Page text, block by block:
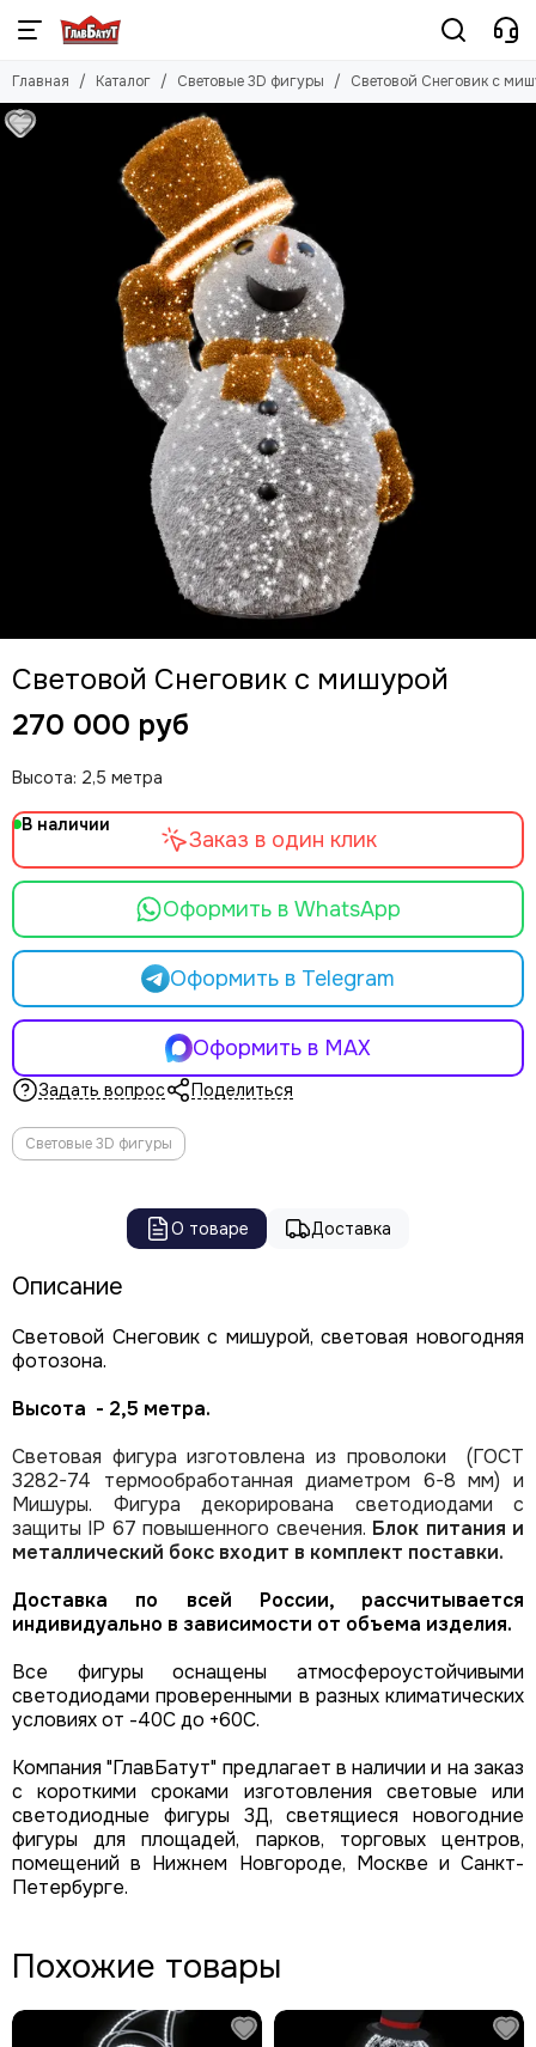
Главная Каталог Световые 3D фигуры Световой Снеговик с
Световой Снеговик с мишурой
270 000 руб
Высота: 2,5 метра
В наличии
Оформить в WhatsApp
Оформить в Telegram
Оформить в MAX
Заказ в один клик
Задать вопрос Поделиться
Световые 3D фигуры
О товаре Доставка
Описание
Световой Снеговик с мишурой, световая новогодняя
фотозона.
Высота - 2,5 метра.
Световая фигура изготовлена из проволоки (ГОСТ
3282-74 термообработанная диаметром 6-8 мм) и
Мишуры. Фигура декорирована светодиодами с
защиты IP 67 повышенного свечения. Блок питания и
металлический бокс входит в комплект поставки.
Доставка по всей России, рассчитывается
индивидуально в зависимости от объема изделия.
Все фигуры оснащены атмосфероустойчивыми
светодиодами проверенными в разных климатических
условиях от -40С до +60С.
Компания "ГлавБатут" предлагает в наличии и на заказ
с короткими сроками изготовления световые или
светодиодные фигуры 3Д, светящиеся новогодние
фигуры для площадей, парков, торговых центров,
помещений в Нижнем Новгороде, Москве и Санкт-
Петербурге.
Похожие товары